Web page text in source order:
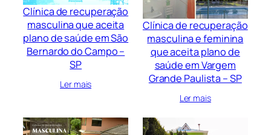
Clínica de recuperação
masculina que aceita
plano de saúde em São
Bernardo do Campo –
SP
Ler mais
Clínica de recuperação
masculina e feminina
que aceita plano de
saúde em Vargem
Grande Paulista – SP
Ler mais